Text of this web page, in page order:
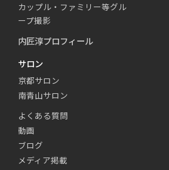
カップル・ファミリー等グル
ープ撮影
内匠淳プロフィール
サロン
京都サロン
南青山サロン
よくある質問
動画
ブログ
メディア掲載